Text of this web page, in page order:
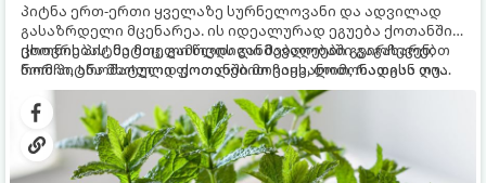
პიტნა ერთ-ერთი ყველაზე სურნელოვანი და ადვილად
გასაზრდელი მცენარეა. ის იდეალურად ეგუება ქოთანში
ცხოვრებას, მეტიც, გამოცდილი მებაღეები გვირჩევენ,
რომ პიტნა მხოლოდ ქოთანში მოვიყვანოთ, რადგან ღია
გრუნტში (ბაღში) დარგვისას ის ფესვებით ძალიან
სწრაფად ვრცელდება და სხვა მცენარეებს ავიწროებს.
ქოთნის პიტნა მთელი წლის განმავლობაში გაგახარებთ
ნორჩი, არომატული ფოთლებით ჩაის, ლიმონათისა თუ
კერძებისთვის.